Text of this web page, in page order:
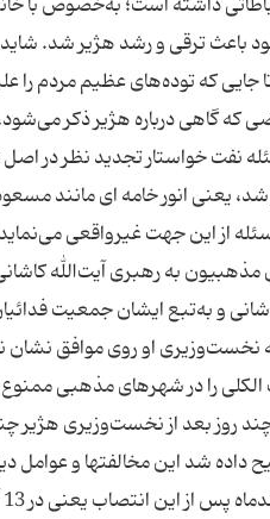
بود باعث ترقی و رشد هژیر شد.
که توده‌های عظیم مردم را
که گاهی درباره هژیر ذکر
یعنی انور خامه ای مانند
از این جهت غیرواقعی می‌نماید
و به‌تبع ایشان جمعیت
او روی موافق نشان
را در شهرهای مذهبی ممنوع
روز بعد از نخست‌وزیری هژیر
شد این مخالفتها و عوامل